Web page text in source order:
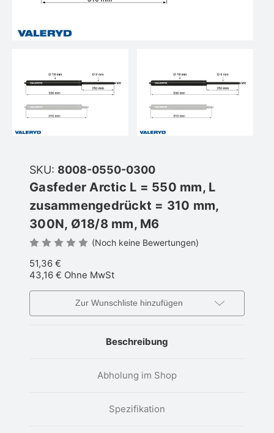
SKU: 8008-0550-0300
Gasfeder Arctic L = 550 mm, L
zusammengedrückt = 310 mm,
300N, Ø18/8 mm, M6
(Noch keine Bewertungen)
51,36 €
43,16 € Ohne MwSt
Zur Wunschliste hinzufügen
Beschreibung
Abholung im Shop
Spezifikation